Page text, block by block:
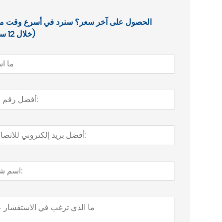
الحصول على آخر سعر؟ سنرد في أسرع وقت
(خلال 12 ساعة)